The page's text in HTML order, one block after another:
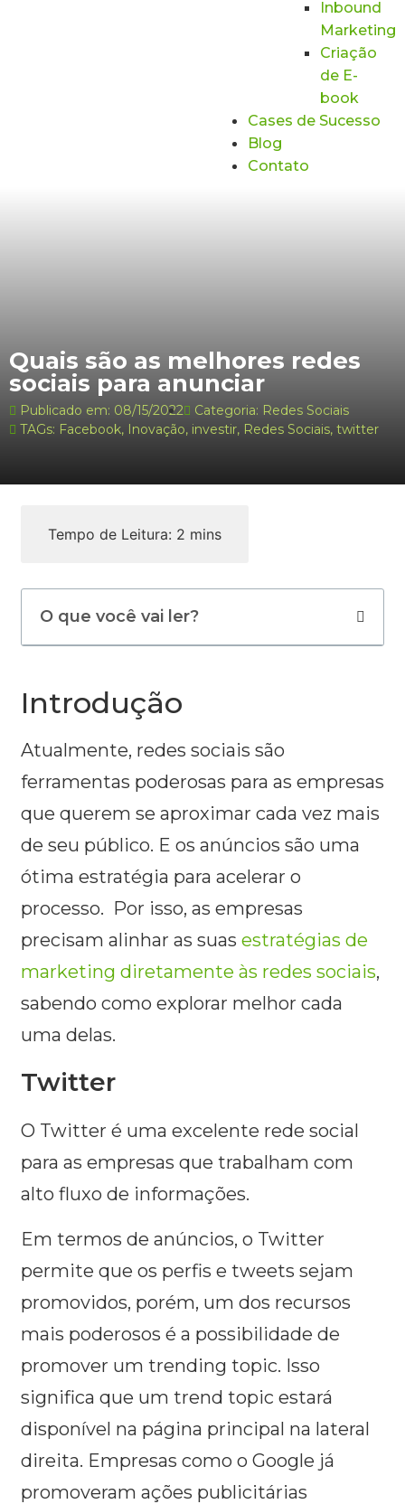
Inbound
Marketing
Criação
de E-
book
Cases de Sucesso
Blog
Contato
Quais são as melhores redes
sociais para anunciar
Publicado em: 08/15/2022 Categoria: Redes Sociais
TAGs: Facebook, Inovação, investir, Redes Sociais, twitter
O que você vai ler?
Introdução
Atualmente, redes sociais são
ferramentas poderosas para as empresas
que querem se aproximar cada vez mais
de seu público. E os anúncios são uma
ótima estratégia para acelerar o
processo. Por isso, as empresas
precisam alinhar as suas estratégias de
marketing diretamente às redes sociais,
sabendo como explorar melhor cada
uma delas.
Twitter
O Twitter é uma excelente rede social
para as empresas que trabalham com
alto fluxo de informações.
Em termos de anúncios, o Twitter
permite que os perfis e tweets sejam
promovidos, porém, um dos recursos
mais poderosos é a possibilidade de
promover um trending topic. Isso
significa que um trend topic estará
disponível na página principal na lateral
direita. Empresas como o Google já
promoveram ações publicitárias